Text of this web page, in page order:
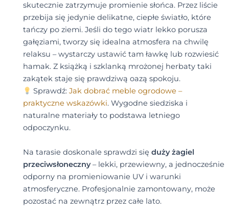
skutecznie zatrzymuje promienie słońca. Przez liście
przebija się jedynie delikatne, ciepłe światło, które
tańczy po ziemi. Jeśli do tego wiatr lekko porusza
gałęziami, tworzy się idealna atmosfera na chwilę
relaksu – wystarczy ustawić tam ławkę lub rozwiesić
hamak. Z książką i szklanką mrożonej herbaty taki
zakątek staje się prawdziwą oazą spokoju.
Sprawdź:Jak dobrać meble ogrodowe –
praktyczne wskazówki. Wygodne siedziska i
naturalne materiały to podstawa letniego
odpoczynku.
Na tarasie doskonale sprawdzi się duży żagiel
przeciwsłoneczny– lekki, przewiewny, a jednocześnie
odporny na promieniowanie UV i warunki
atmosferyczne. Profesjonalnie zamontowany, może
pozostać na zewnątrz przez całe lato.